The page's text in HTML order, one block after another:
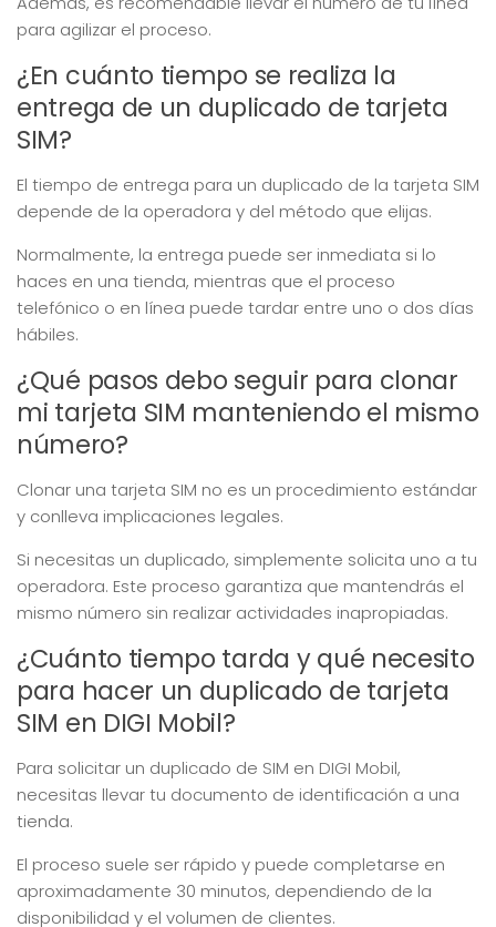
para agilizar el proceso.
¿En cuánto tiempo se realiza la
entrega de un duplicado de tarjeta
SIM?
El tiempo de entrega para un duplicado de la tarjeta SIM
depende de la operadora y del método que elijas.
Normalmente, la entrega puede ser inmediata si lo
haces en una tienda, mientras que el proceso
telefónico o en línea puede tardar entre uno o dos días
hábiles.
¿Qué pasos debo seguir para clonar
mi tarjeta SIM manteniendo el mismo
número?
Clonar una tarjeta SIM no es un procedimiento estándar
y conlleva implicaciones legales.
Si necesitas un duplicado, simplemente solicita uno a tu
operadora. Este proceso garantiza que mantendrás el
mismo número sin realizar actividades inapropiadas.
¿Cuánto tiempo tarda y qué necesito
para hacer un duplicado de tarjeta
SIM en DIGI Mobil?
Para solicitar un duplicado de SIM en DIGI Mobil,
necesitas llevar tu documento de identificación a una
tienda.
El proceso suele ser rápido y puede completarse en
aproximadamente 30 minutos, dependiendo de la
disponibilidad y el volumen de clientes.